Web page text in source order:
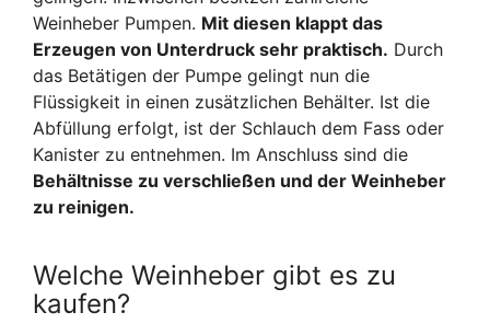
Weinheber Pumpen. Mit diesen klappt das
Erzeugen von Unterdruck sehr praktisch. Durch
das Betätigen der Pumpe gelingt nun die
Flüssigkeit in einen zusätzlichen Behälter. Ist die
Abfüllung erfolgt, ist der Schlauch dem Fass oder
Kanister zu entnehmen. Im Anschluss sind die
Behältnisse zu verschließen und der Weinheber
zu reinigen.
Welche Weinheber gibt es zu
kaufen?